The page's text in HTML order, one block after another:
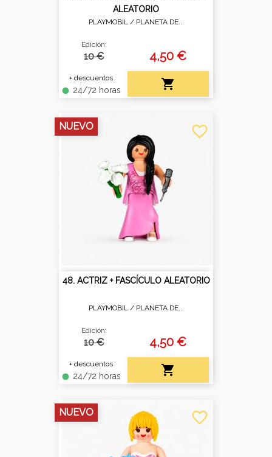
ALEATORIO
PLAYMOBIL / PLANETA DE...
Edición:
10 €
+ descuentos
fiber_manual_record 24/72 horas
4,50 €

48. ACTRIZ + FASCÍCULO ALEATORIO
PLAYMOBIL / PLANETA DE...
Edición:
10 €
+ descuentos
fiber_manual_record 24/72 horas
4,50 €

favorite_border
NUEVO
favorite_border
NUEVO